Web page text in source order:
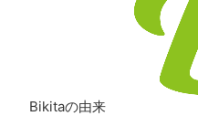
Bikitaの由来